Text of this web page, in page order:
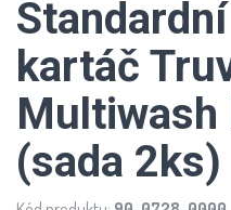
kartáč
Multiwash
(sada 2ks)